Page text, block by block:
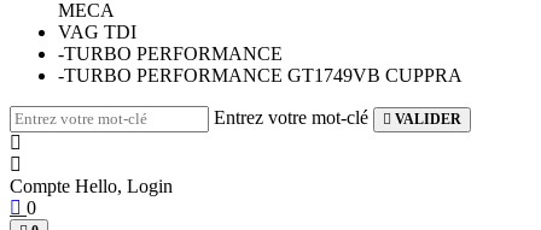
MECA
VAG TDI
-TURBO PERFORMANCE
-TURBO PERFORMANCE GT1749VB CUPPRA
Entrez votre mot-clé VALIDER
Compte Hello, Login
0